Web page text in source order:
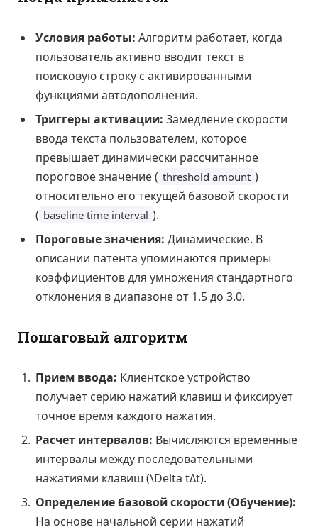
Условия работы: Алгоритм работает, когда
пользователь активно вводит текст в
поисковую строку с активированными
функциями автодополнения.
Триггеры активации: Замедление скорости
ввода текста пользователем, которое
превышает динамически рассчитанное
пороговое значение ( threshold amount )
относительно его текущей базовой скорости
( baseline time interval ).
Пороговые значения: Динамические. В
описании патента упоминаются примеры
коэффициентов для умножения стандартного
отклонения в диапазоне от 1.5 до 3.0.
Пошаговый алгоритм
Прием ввода: Клиентское устройство
получает серию нажатий клавиш и фиксирует
точное время каждого нажатия.
Расчет интервалов: Вычисляются временные
интервалы между последовательными
нажатиями клавиш (\Delta tΔt).
Определение базовой скорости (Обучение):
На основе начальной серии нажатий